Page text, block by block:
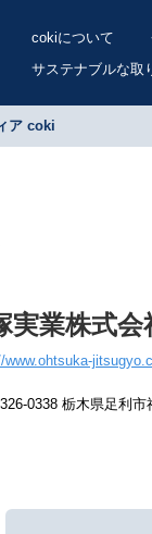
cokiについて
サステナブルな取
ア coki
実業株式会
www.ohtsuka-
0338 栃木県足利市